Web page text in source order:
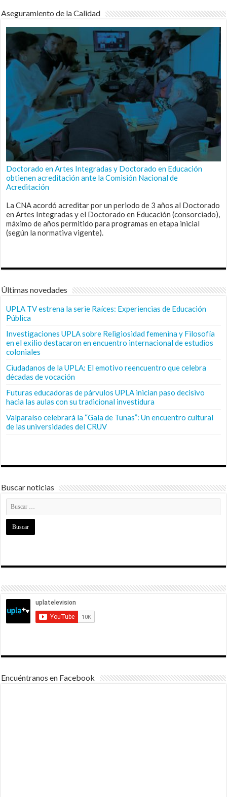
Aseguramiento de la Calidad
Doctorado en Artes Integradas y Doctorado en Educación
obtienen acreditación ante la Comisión Nacional de
Acreditación
La CNA acordó acreditar por un periodo de 3 años al Doctorado
en Artes Integradas y el Doctorado en Educación (consorciado),
máximo de años permitido para programas en etapa inicial
(según la normativa vigente).
Últimas novedades
UPLA TV estrena la serie Raíces: Experiencias de Educación
Pública
Investigaciones UPLA sobre Religiosidad femenina y Filosofía
en el exilio destacaron en encuentro internacional de estudios
coloniales
Ciudadanos de la UPLA: El emotivo reencuentro que celebra
décadas de vocación
Futuras educadoras de párvulos UPLA inician paso decisivo
hacia las aulas con su tradicional investidura
Valparaíso celebrará la “Gala de Tunas”: Un encuentro cultural
de las universidades del CRUV
Buscar noticias
Encuéntranos en Facebook